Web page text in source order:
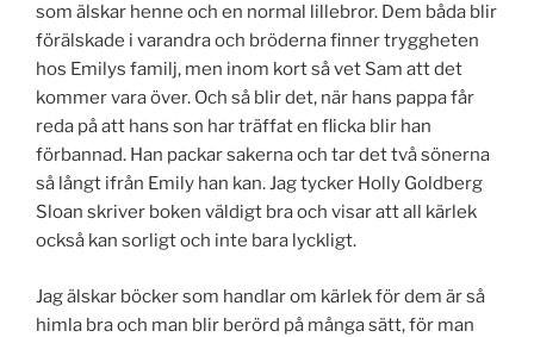
som älskar henne och en normal lillebror. Dem båda blir
förälskade i varandra och bröderna finner tryggheten
hos Emilys familj, men inom kort så vet Sam att det
kommer vara över. Och så blir det, när hans pappa får
reda på att hans son har träffat en flicka blir han
förbannad. Han packar sakerna och tar det två sönerna
så långt ifrån Emily han kan. Jag tycker Holly Goldberg
Sloan skriver boken väldigt bra och visar att all kärlek
också kan sorligt och inte bara lyckligt.
Jag älskar böcker som handlar om kärlek för dem är så
himla bra och man blir berörd på många sätt, för man